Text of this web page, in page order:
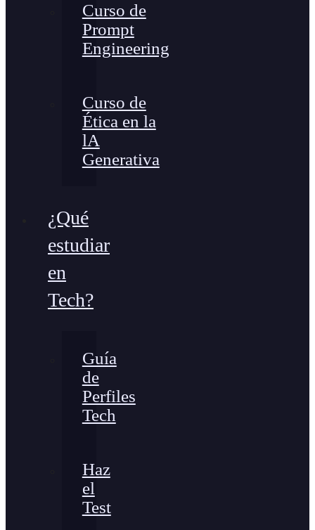
Curso de
Prompt
Engineering
Curso de
Ética en la
lA
Generativa
¿Qué
estudiar
en
Tech?
Guía
de
Perfiles
Tech
Haz
el
Test